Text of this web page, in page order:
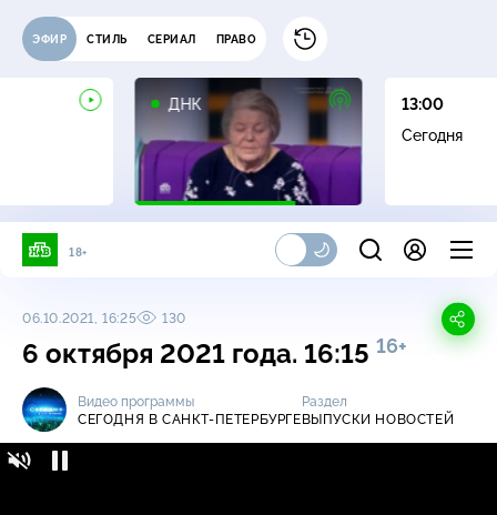
ЭФИР СТИЛЬ СЕРИАЛ ПРАВО
ДНК
13:00
Сегодня
18+
06.10.2021, 16:25 130
6 октября 2021 года. 16:15 16+
Видео программы
СЕГОДНЯ В САНКТ-ПЕТЕРБУРГЕ
Раздел
ВЫПУСКИ НОВОСТЕЙ